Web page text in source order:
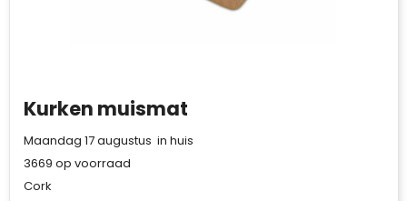
Kurken muismat
Maandag 17 augustus in huis
3669 op voorraad
Cork